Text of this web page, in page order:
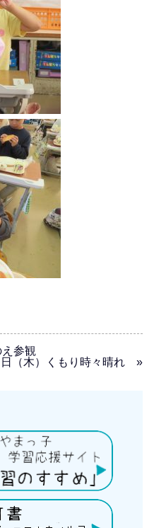
参観
日（木）くもり時々晴れ »